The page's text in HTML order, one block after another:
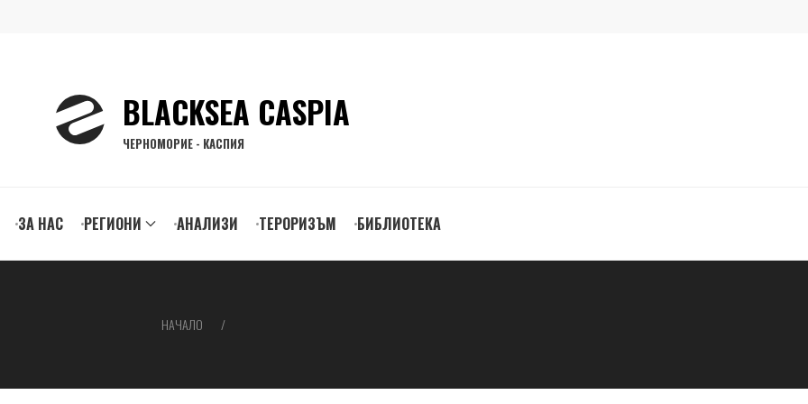
BLACKSEA CASPIA
ЧЕРНОМОРИЕ - КАСПИЯ
ЗА НАС РЕГИОНИ АНАЛИЗИ ТЕРОРИЗЪМ БИБЛИОТЕКА
НАЧАЛО